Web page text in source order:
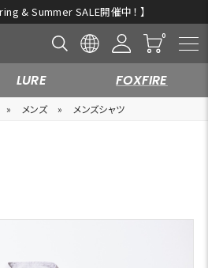
& Summer SALE開催中！ 】
LURE FOXFIRE
» メンズ » メンズシャツ